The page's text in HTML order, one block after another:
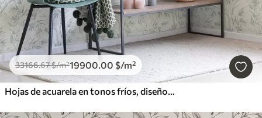
33166.67$/m²19900.00 $/m²
Hojas de acuarela en tonos fríos, diseño minimalista